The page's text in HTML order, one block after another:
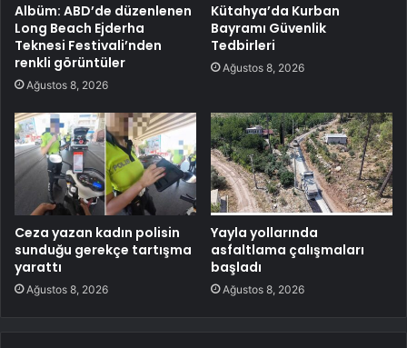
Albüm: ABD’de düzenlenen
Long Beach Ejderha
Teknesi Festivali’nden
renkli görüntüler
Ağustos 8, 2026
Kütahya’da Kurban
Bayramı Güvenlik
Tedbirleri
Ağustos 8, 2026
Ceza yazan kadın polisin
sunduğu gerekçe tartışma
yarattı
Ağustos 8, 2026
Yayla yollarında
asfaltlama çalışmaları
başladı
Ağustos 8, 2026